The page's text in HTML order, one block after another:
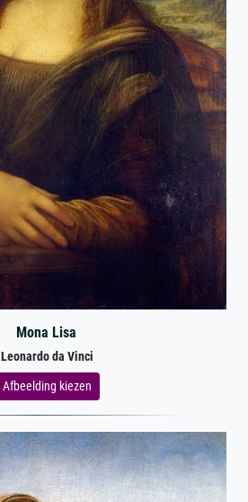
Mona Lisa
Leonardo da Vinci
Afbeelding kiezen